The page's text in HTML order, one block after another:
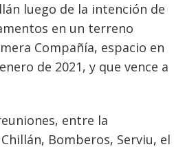
luego de la intención de
en un terreno
Compañía, espacio en
de 2021, y que vence a
entre la
Bomberos, Serviu, el